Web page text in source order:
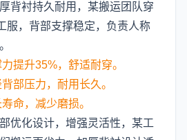
背衬持久耐用，某搬运团队穿
服，背部支撑稳定，负责人称
提升35%，舒适耐穿。
部压力，耐用长久。
命，减少磨损。
优化设计，增强灵活性，某工